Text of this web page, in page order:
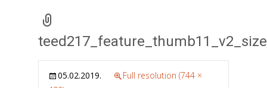
05.02.2019.
Full resolution (744 ×